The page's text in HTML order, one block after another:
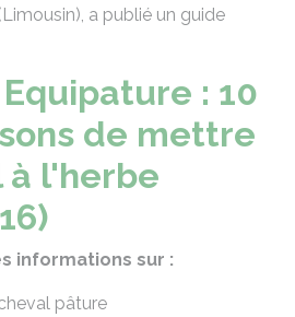
a publié un guide
: 10
de mettre
à l'herbe
informations sur :
pâture